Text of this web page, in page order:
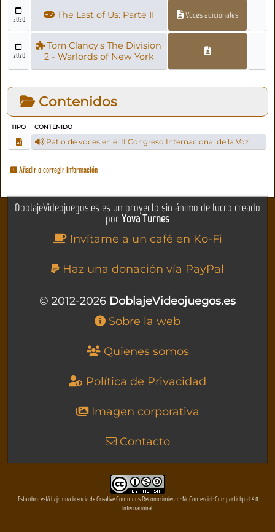
2020 The Last of Us: Parte II Voces adicionales
2020
Tom Clancy's The Division
2 - Warlords of New York
Contenidos
TIPO CONTENIDO
Patio de voces en el II Congreso Internacional de la Voz
Añadir o corregir información
DoblajeVideojuegos.es es un proyecto sin ánimo de lucro creado
porYova Turnes
Invítame a un café en Ko-Fi
Haz una donación vía PayPal
© 2012-2026 DoblajeVideojuegos.es
Sobre la web
Quienes somos
Política de Privacidad
Imagen corporativa
Contacto
Esta obra está bajo una licencia de Creative Commons Reconocimiento-NoComercial-CompartirIgual 4.0
Internacional